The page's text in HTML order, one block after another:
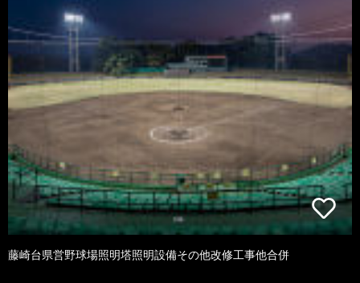
藤崎台県営野球場照明塔照明設備その他改修工事他合併